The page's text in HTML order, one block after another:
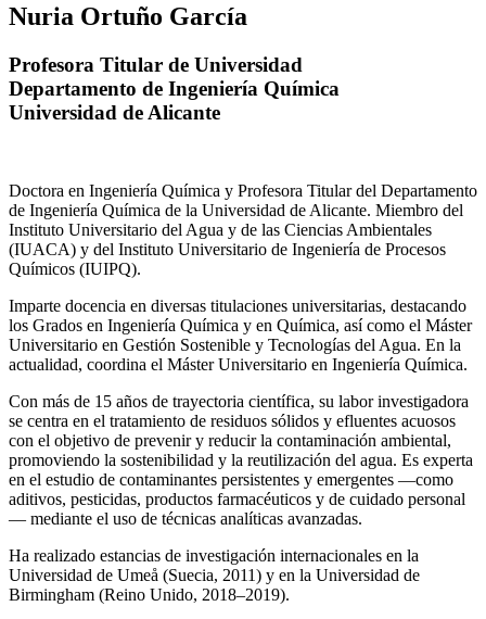
Nuria Ortuño García
Profesora Titular de Universidad
Departamento de Ingeniería Química
Universidad de Alicante
Doctora en Ingeniería Química y Profesora Titular del Departamento
de Ingeniería Química de la Universidad de Alicante. Miembro del
Instituto Universitario del Agua y de las Ciencias Ambientales
(IUACA) y del Instituto Universitario de Ingeniería de Procesos
Químicos (IUIPQ).
Imparte docencia en diversas titulaciones universitarias, destacando
los Grados en Ingeniería Química y en Química, así como el Máster
Universitario en Gestión Sostenible y Tecnologías del Agua. En la
actualidad, coordina el Máster Universitario en Ingeniería Química.
Con más de 15 años de trayectoria científica, su labor investigadora
se centra en el tratamiento de residuos sólidos y efluentes acuosos
con el objetivo de prevenir y reducir la contaminación ambiental,
promoviendo la sostenibilidad y la reutilización del agua. Es experta
en el estudio de contaminantes persistentes y emergentes —como
aditivos, pesticidas, productos farmacéuticos y de cuidado personal
— mediante el uso de técnicas analíticas avanzadas.
Ha realizado estancias de investigación internacionales en la
Universidad de Umeå (Suecia, 2011) y en la Universidad de
Birmingham (Reino Unido, 2018–2019).